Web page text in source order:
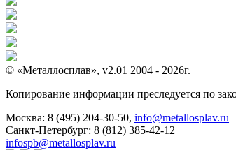
© «Металлосплав», v2.01 2004 - 2026г.
Копирование информации преследуется по
Москва: 8 (495) 204-30-50, info@metallosplav.ru
Санкт-Петербург: 8 (812) 385-42-12
infospb@metallosplav.ru